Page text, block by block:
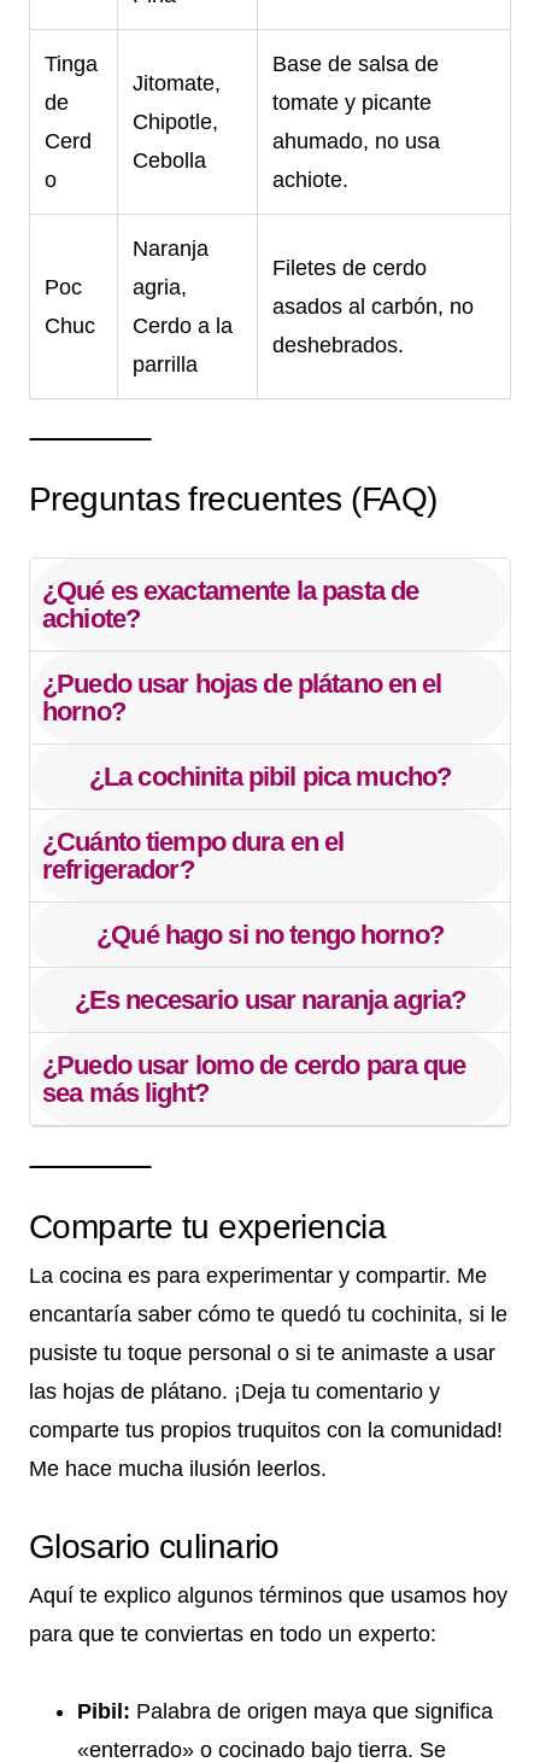
Tinga
de
Cerd
o
Jitomate,
Chipotle,
Cebolla
Base de salsa de
tomate y picante
ahumado, no usa
achiote.
Poc
Chuc
Naranja
agria,
Cerdo a la
parrilla
Filetes de cerdo
asados al carbón, no
deshebrados.
Preguntas frecuentes (FAQ)
¿Qué es exactamente la pasta de
achiote?
¿Puedo usar hojas de plátano en el
horno?
¿La cochinita pibil pica mucho?
¿Cuánto tiempo dura en el
refrigerador?
¿Qué hago si no tengo horno?
¿Es necesario usar naranja agria?
¿Puedo usar lomo de cerdo para que
sea más light?
Comparte tu experiencia
La cocina es para experimentar y compartir. Me
encantaría saber cómo te quedó tu cochinita, si le
pusiste tu toque personal o si te animaste a usar
las hojas de plátano. ¡Deja tu comentario y
comparte tus propios truquitos con la comunidad!
Me hace mucha ilusión leerlos.
Glosario culinario
Aquí te explico algunos términos que usamos hoy
para que te conviertas en todo un experto:
Pibil: Palabra de origen maya que significa
«enterrado» o cocinado bajo tierra. Se